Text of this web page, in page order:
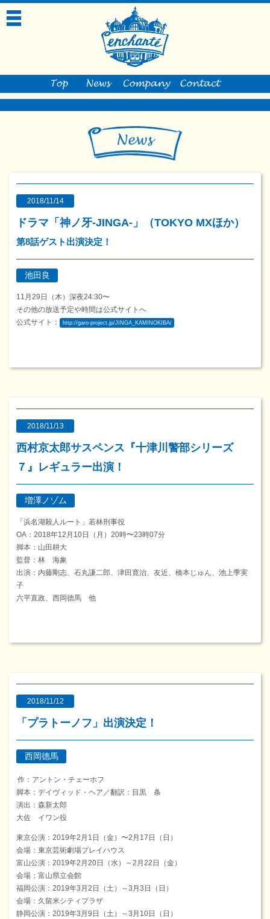
toggle
2018/11/14
ドラマ「神ノ牙-JINGA-」（TOKYO MXほか）
第8話ゲスト出演決定！
池田良
11月29日（木）深夜24:30〜
その他の放送予定や時間は公式サイトへ
公式サイト：
http://garo-project.jp/JINGA_KAMINOKIBA/
2018/11/13
西村京太郎サスペンス『十津川警部シリーズ
７』レギュラー出演！
増澤ノゾム
「浜名湖殺人ルート」若林刑事役
OA：2018年12月10日（月）20時〜23時07分
脚本：山田耕大
監督：林 海象
出演：内藤剛志、石丸謙二郎、津田寛治、友近、橋本じゅん、池上季実
子
六平直政、西岡德馬 他
2018/11/12
「プラトーノフ」出演決定！
西岡德馬
作：アントン・チェーホフ
脚本：デイヴィッド・ヘア／翻訳：目黒 条
演出：森新太郎
大佐 イワン役
東京公演：2019年2月1日（金）〜2月17日（日）
会場：東京芸術劇場プレイハウス
富山公演：2019年2月20日（水）～2月22日（金）
会場；富山県立会館
福岡公演：2019年3月2日（土）～3月3日（日）
会場：久留米シティプラザ
静岡公演：2019年3月9日（土）～3月10日（日）